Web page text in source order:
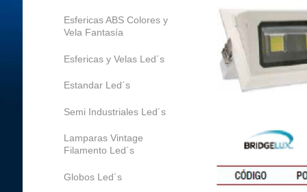
Esfericas ABS Colores y
Vela Fantasía
Esfericas y Velas Led´s
Estandar Led´s
Semi Industriales Led´s
Lamparas Vintage
Filamento Led´s
Globos Led´s